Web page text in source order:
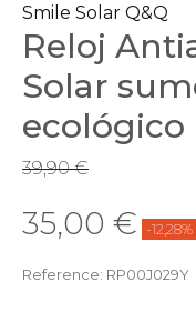
Smile Solar Q&Q
Reloj
Solar
ecológico
39,90 €
35,00 € -12,28%
Reference: RP00J029Y